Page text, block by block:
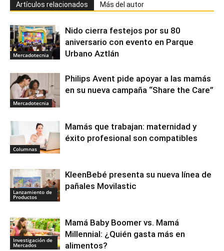
Artículos relacionados Más del autor
Mercadotecnia
Nido cierra festejos por su 80
aniversario con evento en Parque
Urbano Aztlán
Mercadotecnia
Philips Avent pide apoyar a las mamás
en su nueva campaña “Share the Care”
Columnas
Mamás que trabajan: maternidad y
éxito profesional son compatibles
Lanzamiento de
Productos
KleenBebé presenta su nueva línea de
pañales Movilastic
Investigación de
Mercados
Mamá Baby Boomer vs. Mamá
Millennial: ¿Quién gasta más en
alimentos?